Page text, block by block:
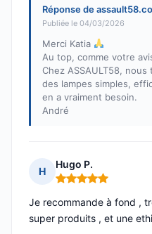
Réponse de
Publiée le 04/03/2026
Merci Katia
Au top, comme votre
Chez ASSAULT58,
des lampes simples,
en a vraiment besoin.
André
H
Hugo P.
Note : 5 sur 5
Je recommande à fond ,
super produits , et une